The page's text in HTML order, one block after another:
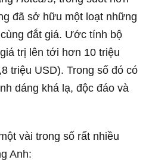
đã sở hữu một loạt những
đắt giá. Ước tính bộ
trị lên tới hơn 10 triệu
triệu USD). Trong số đó có
dáng khá lạ, độc đáo và
vài trong số rất nhiều
Anh: